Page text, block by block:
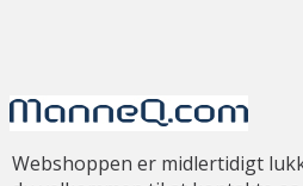
Webshoppen er midlertidigt